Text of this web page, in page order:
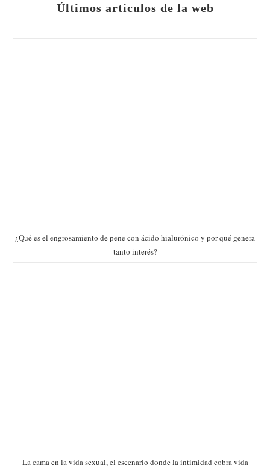
Últimos artículos de la web
¿Qué es el engrosamiento de pene con ácido hialurónico y por qué genera
tanto interés?
La cama en la vida sexual, el escenario donde la intimidad cobra vida